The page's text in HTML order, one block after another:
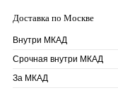
Доставка по Москве
Внутри МКАД
Срочная внутри МКАД
За МКАД